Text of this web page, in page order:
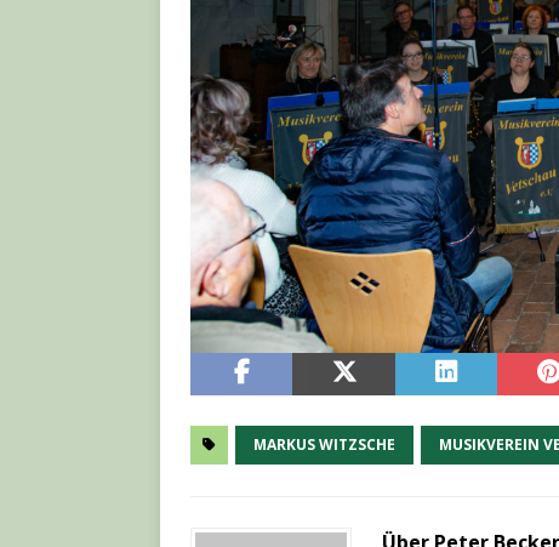
MARKUS WITZSCHE MUSIKVEREIN